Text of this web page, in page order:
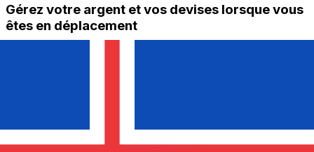
Gérez votre argent et vos devises lorsque vous
êtes en déplacement